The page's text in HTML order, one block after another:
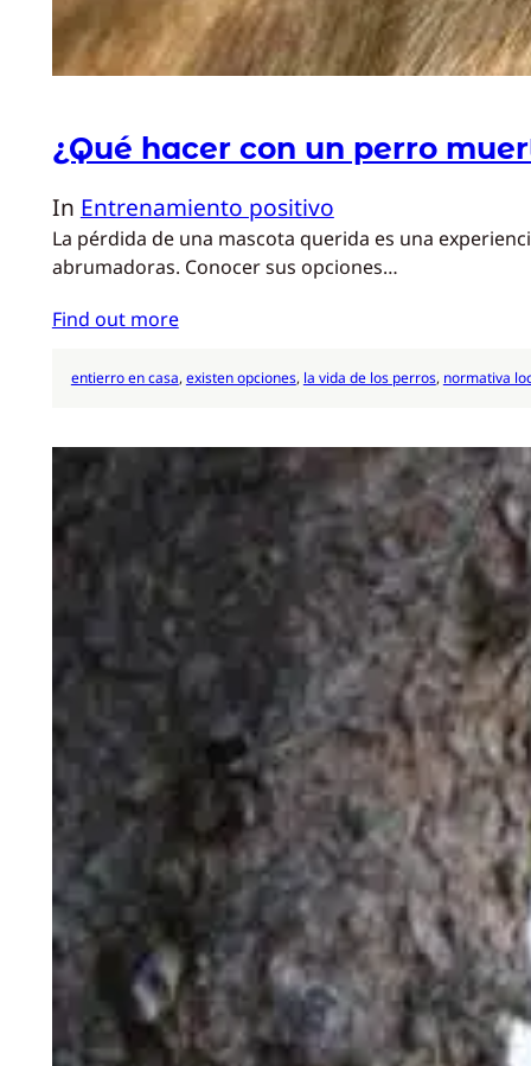
¿Qué hacer con un perro
In Entrenamiento positivo
La pérdida de una mascota querida es una
abrumadoras. Conocer sus opciones…
Find out more
entierro en casa, existen opciones, la vida de los perros, normativa